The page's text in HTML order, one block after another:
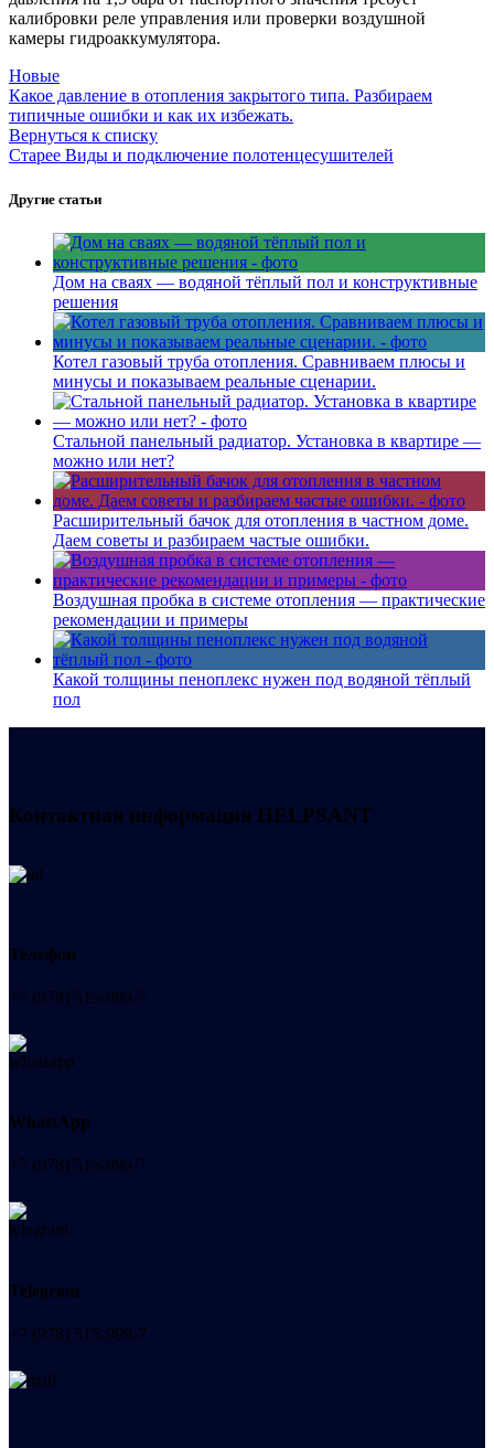
калибровки реле управления или проверки воздушной
камеры гидроаккумулятора.
Новые
Какое давление в отопления закрытого типа. Разбираем
типичные ошибки и как их избежать.
Вернуться к списку
Старее Виды и подключение полотенцесушителей
Другие статьи
Дом на сваях — водяной тёплый пол и конструктивные
решения
Котел газовый труба отопления. Сравниваем плюсы и
минусы и показываем реальные сценарии.
Стальной панельный радиатор. Установка в квартире —
можно или нет?
Расширительный бачок для отопления в частном доме.
Даем советы и разбираем частые ошибки.
Воздушная пробка в системе отопления — практические
рекомендации и примеры
Какой толщины пеноплекс нужен под водяной тёплый
пол
Контактная информация HELPSANT
Телефон
+7 (978) 515-999-7
WhatsApp
+7 (978) 515-999-7
Telegram
+7 (978) 515-999-7